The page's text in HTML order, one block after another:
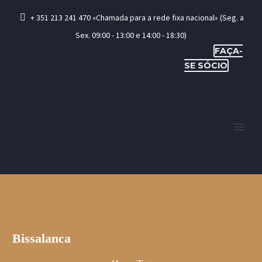
+ 351 213 241 470 «Chamada para a rede fixa nacional» (Seg. a
Sex. 09:00 - 13:00 e 14:00 - 18:30)
FAÇA-
SE SÓCIO
Bissalanca